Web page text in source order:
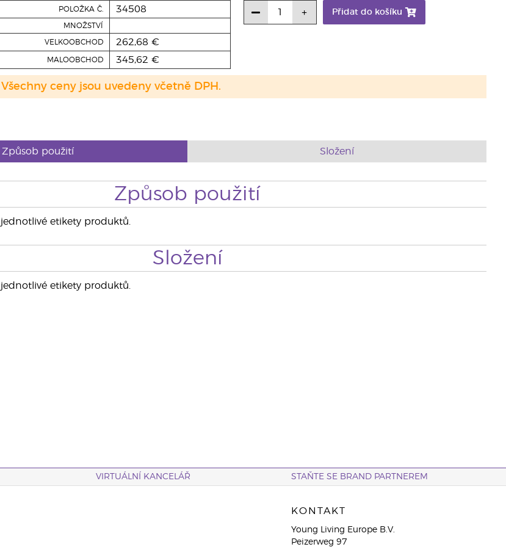
POLOŽKA Č. 34508
MNOŽSTVÍ
VELKOOBCHOD 262,68 €
MALOOBCHOD 345,62 €
Přidat do košíku
Všechny ceny jsou uvedeny včetně DPH.
Způsob použití Složení
Způsob použití
etikety produktů.
Složení
etikety produktů.
VIRTUÁLNÍ KANCELÁŘ STAŇTE SE BRAND PARTNEREM
KONTAKT
Young Living Europe B.V.
Peizerweg 97